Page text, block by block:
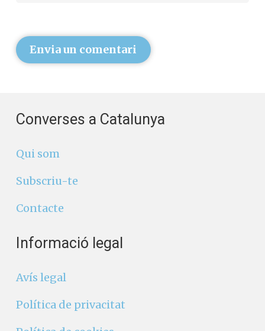
Envia un comentari
Converses a Catalunya
Qui som
Subscriu-te
Contacte
Informació legal
Avís legal
Política de privacitat